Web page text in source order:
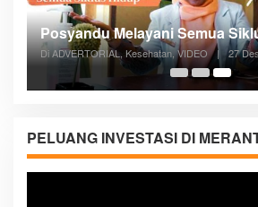
Posyandu Melayani Semua
Di ADVERTORIAL, Kesehatan, VIDEO | 27
PELUANG INVESTASI DI
Pemutar